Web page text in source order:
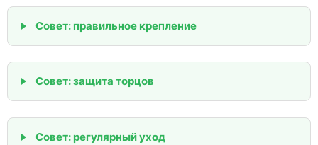
Совет: правильное крепление
Совет: защита торцов
Совет: регулярный уход